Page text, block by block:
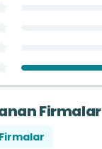
Firmalar